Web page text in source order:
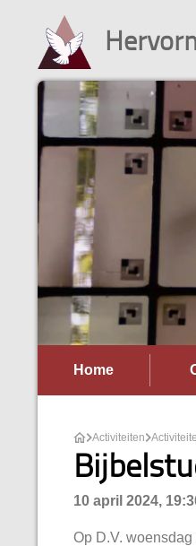
Home
Activiteiten
10 april 2024,
Op D.V.